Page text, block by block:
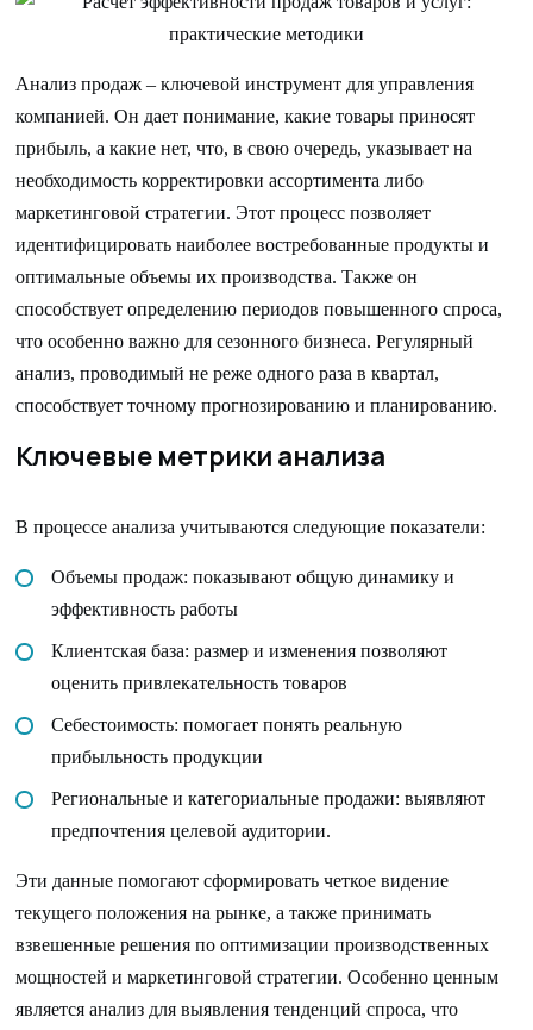
Анализ продаж – ключевой инструмент для управления
компанией. Он дает понимание, какие товары приносят
прибыль, а какие нет, что, в свою очередь, указывает на
необходимость корректировки ассортимента либо
маркетинговой стратегии. Этот процесс позволяет
идентифицировать наиболее востребованные продукты и
оптимальные объемы их производства. Также он
способствует определению периодов повышенного спроса,
что особенно важно для сезонного бизнеса. Регулярный
анализ, проводимый не реже одного раза в квартал,
способствует точному прогнозированию и планированию.
Ключевые метрики анализа
В процессе анализа учитываются следующие показатели:
Объемы продаж: показывают общую динамику и
эффективность работы
Клиентская база: размер и изменения позволяют
оценить привлекательность товаров
Себестоимость: помогает понять реальную
прибыльность продукции
Региональные и категориальные продажи: выявляют
предпочтения целевой аудитории.
Эти данные помогают сформировать четкое видение
текущего положения на рынке, а также принимать
взвешенные решения по оптимизации производственных
мощностей и маркетинговой стратегии. Особенно ценным
является анализ для выявления тенденций спроса, что